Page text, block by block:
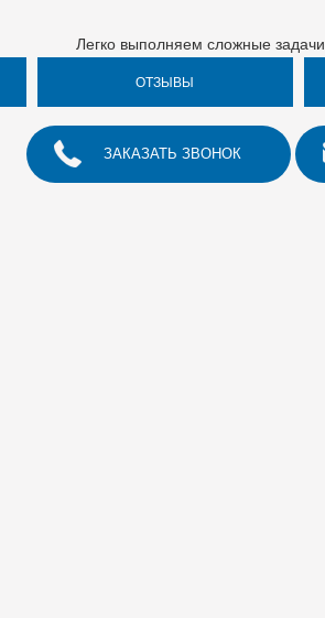
Легко выполняем сложные задачи
ОТЗЫВЫ
ЗАКАЗАТЬ ЗВОНОК